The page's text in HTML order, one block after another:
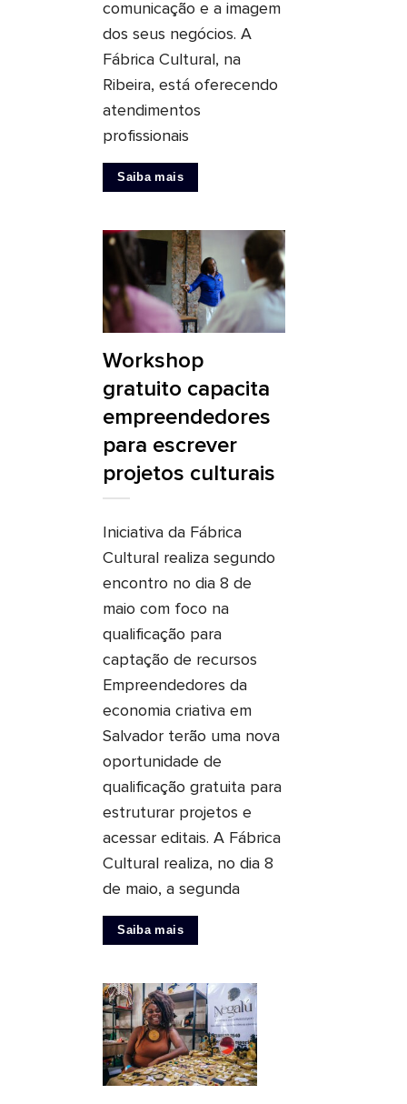
comunicação e a imagem
dos seus negócios. A
Fábrica Cultural, na
Ribeira, está oferecendo
atendimentos
profissionais
Saiba mais
Workshop
gratuito capacita
empreendedores
para escrever
projetos culturais
Iniciativa da Fábrica
Cultural realiza segundo
encontro no dia 8 de
maio com foco na
qualificação para
captação de recursos
Empreendedores da
economia criativa em
Salvador terão uma nova
oportunidade de
qualificação gratuita para
estruturar projetos e
acessar editais. A Fábrica
Cultural realiza, no dia 8
de maio, a segunda
Saiba mais